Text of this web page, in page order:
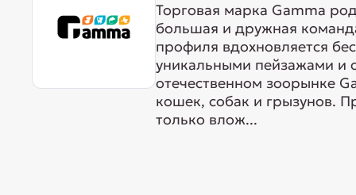
Торговая марка Gamma
большая и дружная
профиля вдохновляется
уникальными пейзажами и
отечественном зоорынке
кошек, собак и грызунов.
только влож...